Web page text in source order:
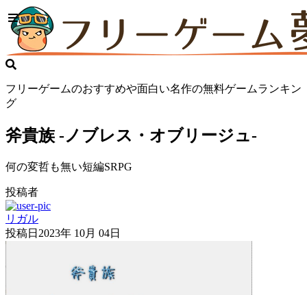
フリーゲームのおすすめや面白い名作の無料ゲームランキン
グ
斧貴族 -ノブレス・オブリージュ-
何の変哲も無い短編SRPG
投稿者
リガル
投稿日 2023年 10月 04日